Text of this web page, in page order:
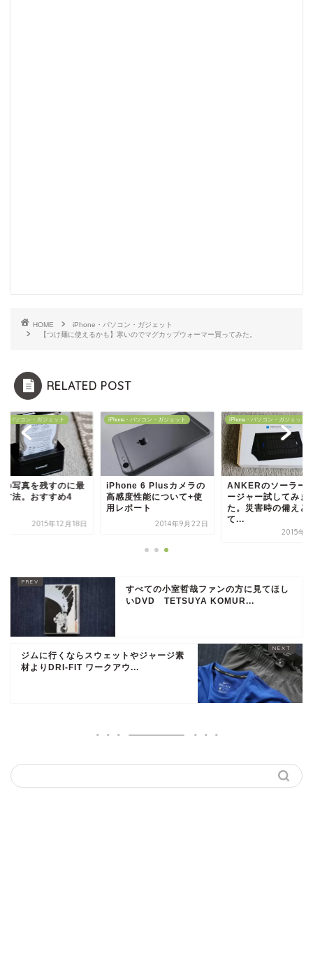
HOME
iPhone・パソコン・ガジェット
【つけ麺に使えるかも】寒いのでマグカップウォーマー買ってみた。
RELATED POST
・パソコン・ガジェット
の写真を残すのに最
方法。おすすめ4
2015年12月18日
iPhone・パソコン・ガジェット
iPhone 6 Plusカメラの
高感度性能について+使
用レポート
2014年9月22日
iPhone・パソコン・ガジェット
ANKERのソーラー
ージャー試してみま
た。災害時の備えと
て...
2015年9
すべての小室哲哉ファンの方に見てほし
いDVD TETSUYA KOMUR...
ジムに行くならスウェットやジャージ素
材よりDRI-FIT ワークアウ...